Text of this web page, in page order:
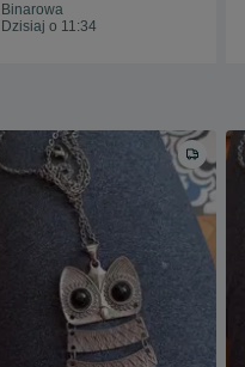
Binarowa
Dzisiaj o 11:34